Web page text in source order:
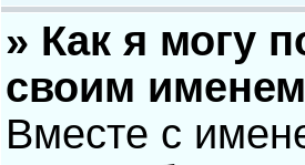
» Как я могу
своим
Вместе с